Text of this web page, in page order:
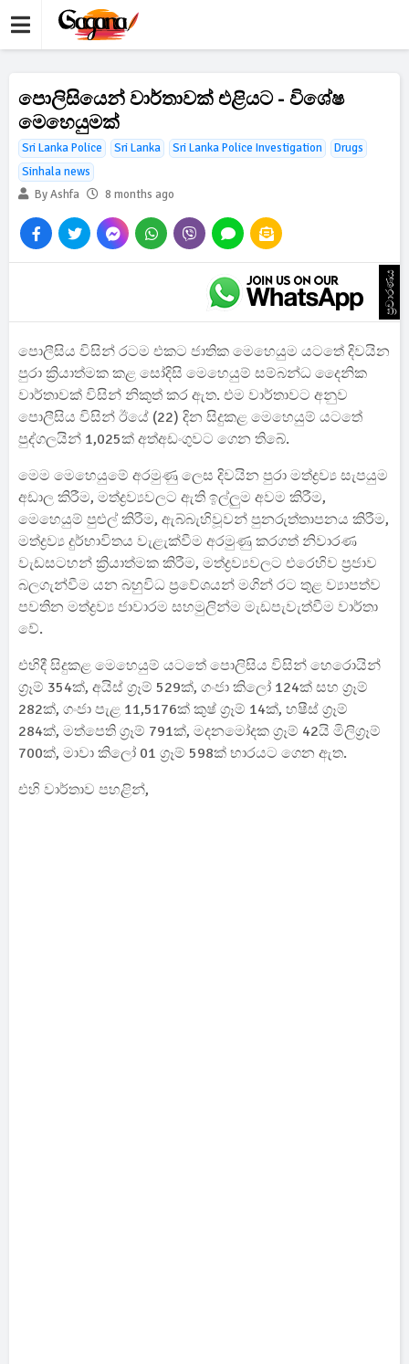
පොලිසියෙන් වාර්තාවක් එළියට - විශේෂ
මෙහෙයුමක්
Sri Lanka Police Sri Lanka Sri Lanka Police Investigation
Drugs
Sinhala news
By Ashfa
8 months ago
ප්‍රචාරණය
පොලීසිය විසින් රටම එකට ජාතික මෙහෙයුම යටතේ දිවයින
පුරා ක්‍රියාත්මක කළ සෝදිසි මෙහෙයුම් සම්බන්ධ දෛනික
වාර්තාවක් විසින් නිකුත් කර ඇත. එම වාර්තාවට අනුව
පොලීසිය විසින් ඊයේ (22) දින සිදුකළ මෙහෙයුම් යටතේ
පුද්ගලයින් 1,025ක් අත්අඩංගුවට ගෙන තිබේ.
මෙම මෙහෙයුමේ අරමුණු ලෙස දිවයින පුරා මත්ද්‍රව්‍ය සැපයුම
අඩාල කිරීම, මත්ද්‍රව්‍යවලට ඇති ඉල්ලුම අවම කිරීම,
මෙහෙයුම් පුළුල් කිරීම, ඇබ්බැහිවූවන් පුනරුත්තාපනය කිරීම,
මත්ද්‍රව්‍ය දුර්භාවිතය වැළැක්වීම අරමුණු කරගත් නිවාරණ
වැඩසටහන් ක්‍රියාත්මක කිරීම, මත්ද්‍රව්‍යවලට එරෙහිව ප්‍රජාව
බලගැන්වීම යන බහුවිධ ප්‍රවේශයන් මගින් රට තුළ ව්‍යාපත්ව
පවතින මත්ද්‍රව්‍ය ජාවාරම සහමුලින්ම මැඩපැවැත්වීම වාර්තා
වේ.
එහිදී සිදුකළ මෙහෙයුම් යටතේ පොලිසිය විසින් හෙරොයින්
ග්‍රෑම් 354ක්, අයිස් ග්‍රෑම් 529ක්, ගංජා කිලෝ 124ක් සහ ග්‍රෑම්
282ක්, ගංජා පැළ 11,5176ක් කුෂ් ග්‍රෑම් 14ක්, හෂීස් ග්‍රෑම්
284ක්, මත්පෙති ග්‍රෑම් 791ක්, මදනමෝදක ග්‍රෑම් 42යි මිලිග්‍රෑම්
700ක්, මාවා කිලෝ 01 ග්‍රෑම් 598ක් භාරයට ගෙන ඇත.
එහි වාර්තාව පහළින්,